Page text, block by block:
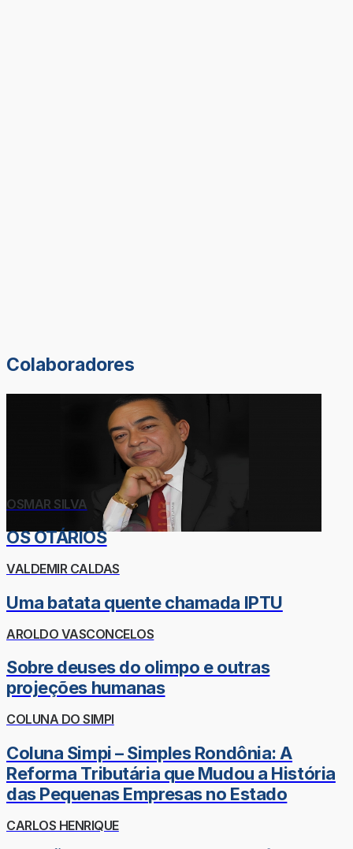
Colaboradores
OSMAR SILVA
OS OTÁRIOS
VALDEMIR CALDAS
Uma batata quente chamada IPTU
AROLDO VASCONCELOS
Sobre deuses do olimpo e outras
projeções humanas
COLUNA DO SIMPI
Coluna Simpi – Simples Rondônia: A
Reforma Tributária que Mudou a História
das Pequenas Empresas no Estado
CARLOS HENRIQUE